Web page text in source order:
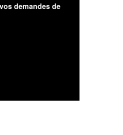
demandes de